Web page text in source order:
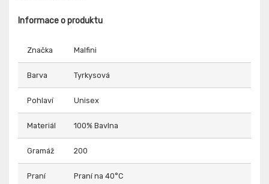
Informace o produktu
Značka Malfini
Barva Tyrkysová
Pohlaví Unisex
Materiál 100% Bavlna
Gramáž 200
Praní Praní na 40°C